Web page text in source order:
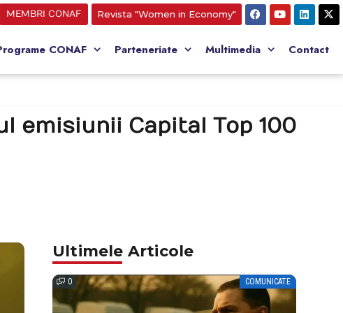
MEMBRI CONAF Revista "Women in Economy"
CONAF Parteneriate Multimedia Contact
emisiunii Capital Top 100
Ultimele Articole
0 COMUNICATE